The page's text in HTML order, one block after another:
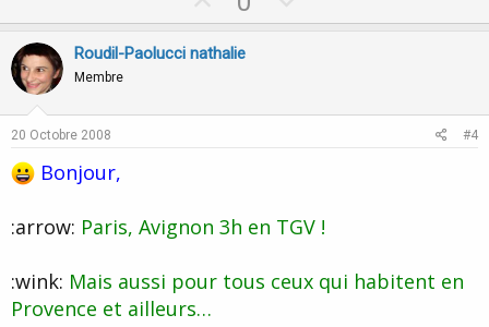
p
v
o
Roudil-Paolucci nathalie
Membre
20 Octobre 2008 #4
Bonjour,
:arrow: Paris, Avignon 3h en TGV !
:wink: Mais aussi pour tous ceux qui habitent en
Provence et ailleurs…